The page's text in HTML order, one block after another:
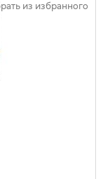
из избранного